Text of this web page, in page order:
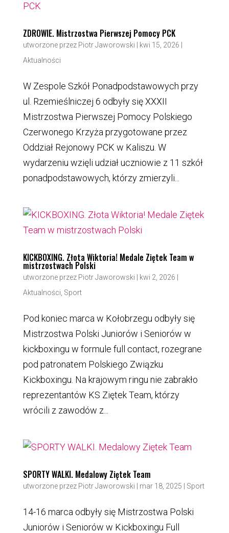
ZDROWIE. Mistrzostwa Pierwszej Pomocy PCK
utworzone przez Piotr Jaworowski kwi 15, 2026
Aktualności
W Zespole Szkół Ponadpodstawowych przy
ul. Rzemieślniczej 6 odbyły się XXXII
Mistrzostwa Pierwszej Pomocy Polskiego
Czerwonego Krzyża przygotowane przez
Oddział Rejonowy PCK w Kaliszu. W
wydarzeniu wzięli udział uczniowie z 11 szkół
ponadpodstawowych, którzy zmierzyli...
KICKBOXING. Złota Wiktoria! Medale Ziętek Team w
mistrzostwach Polski
utworzone przez Piotr Jaworowski kwi 2, 2026
Aktualności Sport
Pod koniec marca w Kołobrzegu odbyły się
Mistrzostwa Polski Juniorów i Seniorów w
kickboxingu w formule full contact, rozegrane
pod patronatem Polskiego Związku
Kickboxingu. Na krajowym ringu nie zabrakło
reprezentantów KS Ziętek Team, którzy
wrócili z zawodów z...
SPORTY WALKI. Medalowy Ziętek Team
utworzone przez Piotr Jaworowski mar 18, 2025 Sport
14-16 marca odbyły się Mistrzostwa Polski
Juniorów i Seniorów w Kickboxingu Full